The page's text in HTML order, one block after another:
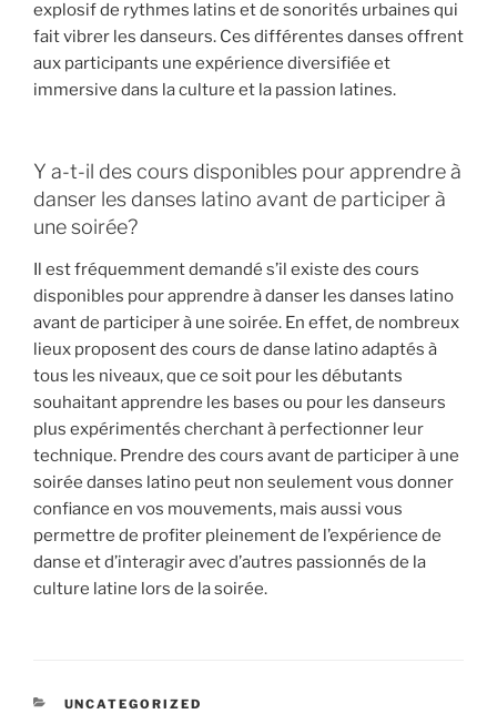
explosif de rythmes latins et de sonorités urbaines qui
fait vibrer les danseurs. Ces différentes danses offrent
aux participants une expérience diversifiée et
immersive dans la culture et la passion latines.
Y a-t-il des cours disponibles pour apprendre à
danser les danses latino avant de participer à
une soirée?
Il est fréquemment demandé s’il existe des cours
disponibles pour apprendre à danser les danses latino
avant de participer à une soirée. En effet, de nombreux
lieux proposent des cours de danse latino adaptés à
tous les niveaux, que ce soit pour les débutants
souhaitant apprendre les bases ou pour les danseurs
plus expérimentés cherchant à perfectionner leur
technique. Prendre des cours avant de participer à une
soirée danses latino peut non seulement vous donner
confiance en vos mouvements, mais aussi vous
permettre de profiter pleinement de l’expérience de
danse et d’interagir avec d’autres passionnés de la
culture latine lors de la soirée.
CATÉGORIES
UNCATEGORIZED